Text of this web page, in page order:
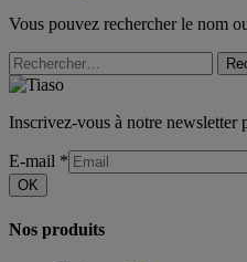
Vous pouvez rechercher le nom
Inscrivez-vous à notre newsletter
E-mail *
OK
Nos produits